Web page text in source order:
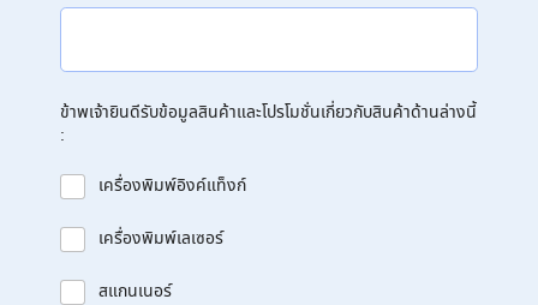
ข้าพเจ้ายินดีรับข้อมูลสินค้าและโปรโมชั่นเกี่ยวกับสินค้าด้านล่างนี้
:
เครื่องพิมพ์อิงค์แท็งก์
เครื่องพิมพ์เลเซอร์
สแกนเนอร์